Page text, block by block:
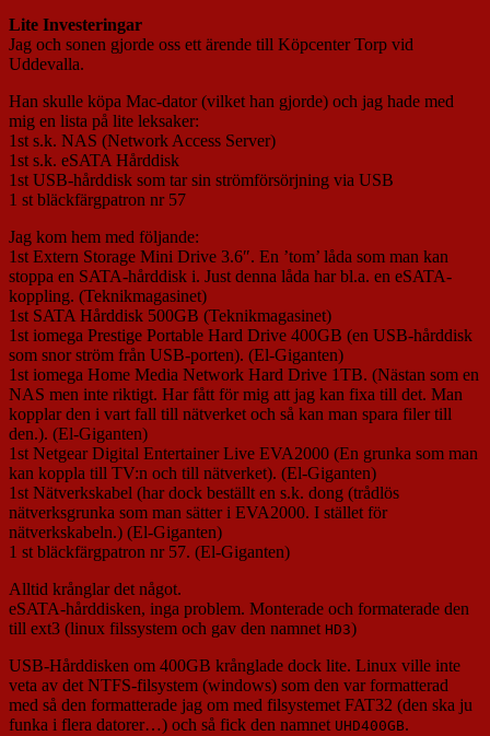
Lite Investeringar
Jag och sonen gjorde oss ett ärende till Köpcenter Torp vid
Uddevalla.
Han skulle köpa Mac-dator (vilket han gjorde) och jag hade med
mig en lista på lite leksaker:
1st s.k. NAS (Network Access Server)
1st s.k. eSATA Hårddisk
1st USB-hårddisk som tar sin strömförsörjning via USB
1 st bläckfärgpatron nr 57
Jag kom hem med följande:
1st Extern Storage Mini Drive 3.6″. En ’tom’ låda som man kan
stoppa en SATA-hårddisk i. Just denna låda har bl.a. en eSATA-
koppling. (Teknikmagasinet)
1st SATA Hårddisk 500GB (Teknikmagasinet)
1st iomega Prestige Portable Hard Drive 400GB (en USB-hårddisk
som snor ström från USB-porten). (El-Giganten)
1st iomega Home Media Network Hard Drive 1TB. (Nästan som en
NAS men inte riktigt. Har fått för mig att jag kan fixa till det. Man
kopplar den i vart fall till nätverket och så kan man spara filer till
den.). (El-Giganten)
1st Netgear Digital Entertainer Live EVA2000 (En grunka som man
kan koppla till TV:n och till nätverket). (El-Giganten)
1st Nätverkskabel (har dock beställt en s.k. dong (trådlös
nätverksgrunka som man sätter i EVA2000. I stället för
nätverkskabeln.) (El-Giganten)
1 st bläckfärgpatron nr 57. (El-Giganten)
Alltid krånglar det något.
eSATA-hårddisken, inga problem. Monterade och formaterade den
till ext3 (linux filssystem och gav den namnet HD3)
USB-Hårddisken om 400GB krånglade dock lite. Linux ville inte
veta av det NTFS-filsystem (windows) som den var formatterad
med så den formatterade jag om med filsystemet FAT32 (den ska ju
funka i flera datorer…) och så fick den namnet UHD400GB.